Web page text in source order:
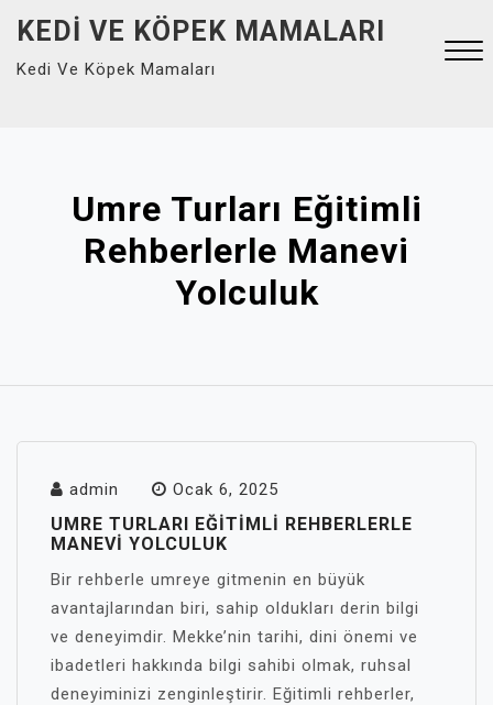
content
KEDI VE KÖPEK MAMALARI
Kedi Ve Köpek Mamaları
Umre Turları Eğitimli
Rehberlerle Manevi
Yolculuk
admin Ocak 6, 2025
UMRE TURLARI EĞITIMLI REHBERLERLE
MANEVI YOLCULUK
Bir rehberle umreye gitmenin en büyük
avantajlarından biri, sahip oldukları derin bilgi
ve deneyimdir. Mekke’nin tarihi, dini önemi ve
ibadetleri hakkında bilgi sahibi olmak, ruhsal
deneyiminizi zenginleştirir. Eğitimli rehberler,